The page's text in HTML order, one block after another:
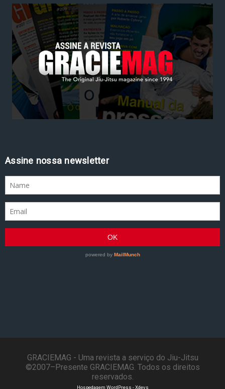
Assine nossa newsletter
GRACIEMAG - Uma revista a serviço do Jiu-Jitsu
©2007–Presente GRACIEMAG. Todos os direitos
reservados.
Hospedagem WordPress - Xdevs